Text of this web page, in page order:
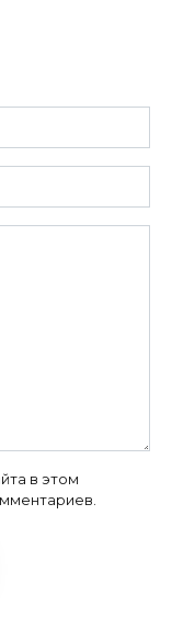
в этом